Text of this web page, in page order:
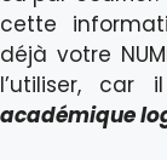
cette
déjà votre
l’utiliser,
académique